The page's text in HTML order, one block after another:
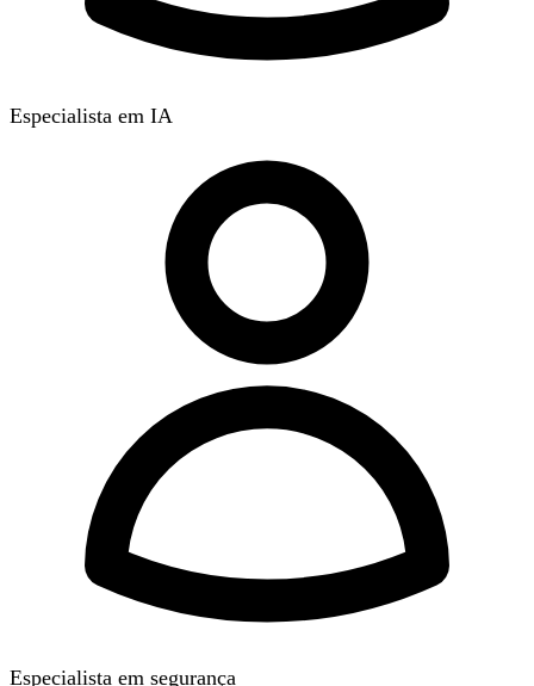
Especialista em IA
Especialista em segurança